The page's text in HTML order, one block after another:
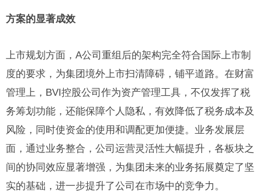
方案的显著成效
上市规划方面，A公司重组后的架构完全符合国际上市制
度的要求，为集团境外上市扫清障碍，铺平道路。在财富
管理上，BVI控股公司作为资产管理工具，不仅发挥了税
务筹划功能，还能保障个人隐私，有效降低了税务成本及
风险，同时使资金的使用和调配更加便捷。业务发展层
面，通过业务整合，公司运营灵活性大幅提升，各板块之
间的协同效应显著增强，为集团未来的业务拓展奠定了坚
实的基础，进一步提升了公司在市场中的竞争力。